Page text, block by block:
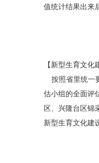
值统计结果出来
【新型生育文化
按照省里统一
估小组的全面评
区、兴隆台区锦
新型生育文化建